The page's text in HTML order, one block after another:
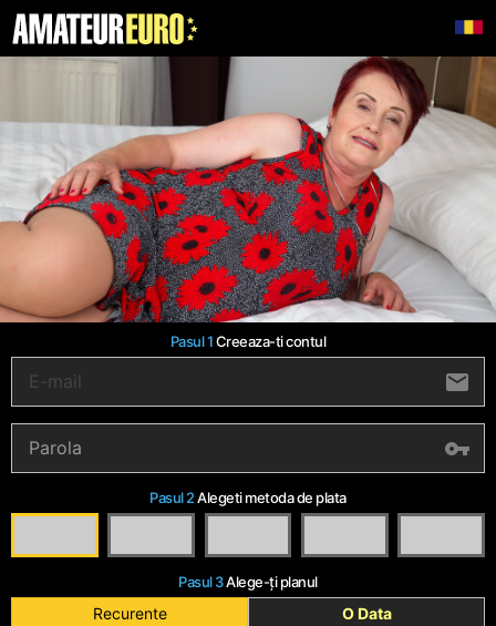
Pasul 1Creeaza-ti contul
Pasul 2Alegeti metoda de plata
Pasul 3Alege-ți planul
Recurente O Data